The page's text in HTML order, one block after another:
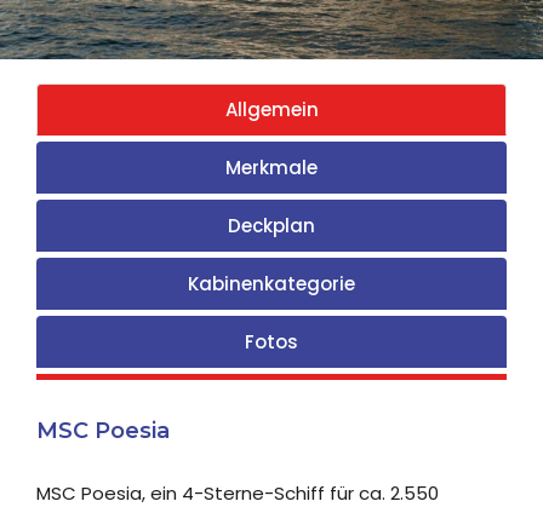
Allgemein
Merkmale
Deckplan
Kabinenkategorie
Fotos
MSC Poesia
MSC Poesia, ein 4-Sterne-Schiff für ca. 2.550